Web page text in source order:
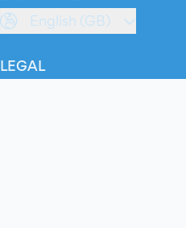
English (GB)
LEGAL